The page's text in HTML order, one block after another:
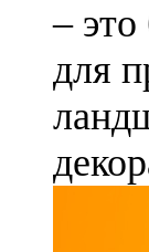
–
для